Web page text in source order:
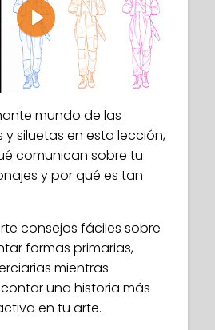
Play
mundo de las
y siluetas en esta lección,
comunican sobre tu
y por qué es tan
consejos fáciles sobre
formas primarias,
mientras
una historia más
en tu arte.